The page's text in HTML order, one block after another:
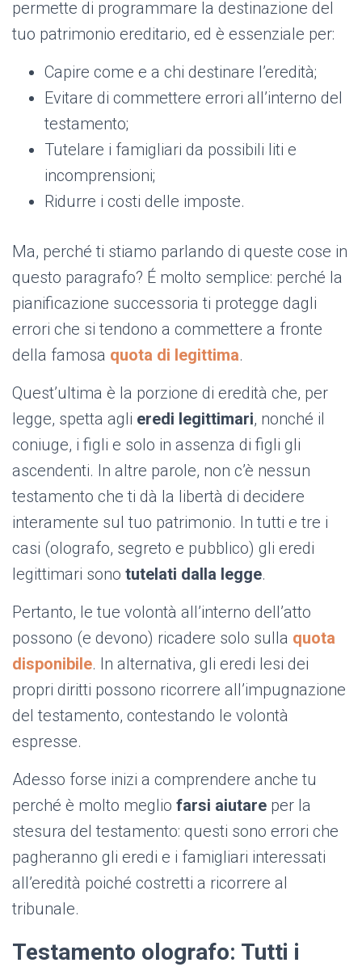
permette di programmare la destinazione del
tuo patrimonio ereditario, ed è essenziale per:
Capire come e a chi destinare l’eredità;
Evitare di commettere errori all’interno del
testamento;
Tutelare i famigliari da possibili liti e
incomprensioni;
Ridurre i costi delle imposte.
Ma, perché ti stiamo parlando di queste cose in
questo paragrafo? É molto semplice: perché la
pianificazione successoria ti protegge dagli
errori che si tendono a commettere a fronte
della famosa quota di legittima.
Quest’ultima è la porzione di eredità che, per
legge, spetta agli eredi legittimari, nonché il
coniuge, i figli e solo in assenza di figli gli
ascendenti. In altre parole, non c’è nessun
testamento che ti dà la libertà di decidere
interamente sul tuo patrimonio. In tutti e tre i
casi (olografo, segreto e pubblico) gli eredi
legittimari sono tutelati dalla legge.
Pertanto, le tue volontà all’interno dell’atto
possono (e devono) ricadere solo sulla quota
disponibile. In alternativa, gli eredi lesi dei
propri diritti possono ricorrere all’impugnazione
del testamento, contestando le volontà
espresse.
Adesso forse inizi a comprendere anche tu
perché è molto meglio farsi aiutare per la
stesura del testamento: questi sono errori che
pagheranno gli eredi e i famigliari interessati
all’eredità poiché costretti a ricorrere al
tribunale.
Testamento olografo: Tutti i